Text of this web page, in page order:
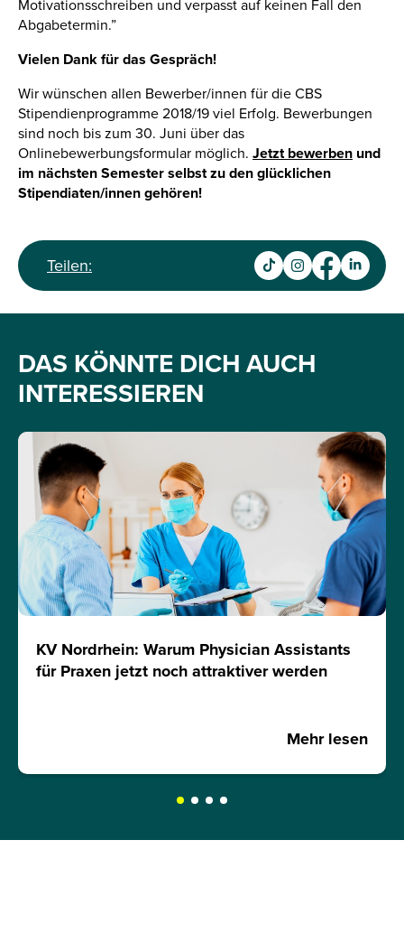
Motivationsschreiben und verpasst auf keinen Fall den
Abgabetermin.”
Vielen Dank für das Gespräch!
Wir wünschen allen Bewerber/innen für die CBS
Stipendienprogramme 2018/19 viel Erfolg. Bewerbungen
sind noch bis zum 30. Juni über das
Onlinebewerbungsformular möglich. Jetzt bewerben und
im nächsten Semester selbst zu den glücklichen
Stipendiaten/innen gehören!
Teilen:
DAS KÖNNTE DICH AUCH
INTERESSIEREN
KV Nordrhein: Warum Physician Assistants
für Praxen jetzt noch attraktiver werden
Mehr lesen